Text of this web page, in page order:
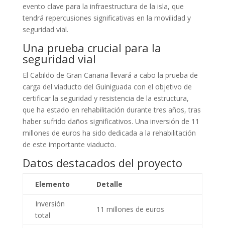
evento clave para la infraestructura de la isla, que
tendrá repercusiones significativas en la movilidad y
seguridad vial.
Una prueba crucial para la
seguridad vial
El Cabildo de Gran Canaria llevará a cabo la prueba de
carga del viaducto del Guiniguada con el objetivo de
certificar la seguridad y resistencia de la estructura,
que ha estado en rehabilitación durante tres años, tras
haber sufrido daños significativos. Una inversión de 11
millones de euros ha sido dedicada a la rehabilitación
de este importante viaducto.
Datos destacados del proyecto
Elemento Detalle
Inversión
total
11 millones de euros